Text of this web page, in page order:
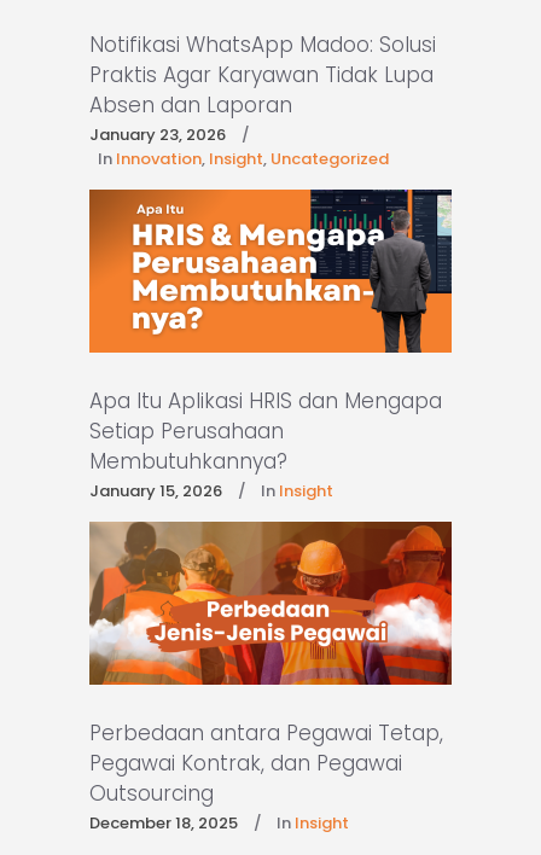
Notifikasi WhatsApp Madoo: Solusi
Praktis Agar Karyawan Tidak Lupa
Absen dan Laporan
January 23, 2026
In Innovation, Insight, Uncategorized
Apa Itu Aplikasi HRIS dan Mengapa
Setiap Perusahaan
Membutuhkannya?
January 15, 2026 In Insight
Perbedaan antara Pegawai Tetap,
Pegawai Kontrak, dan Pegawai
Outsourcing
December 18, 2025 In Insight